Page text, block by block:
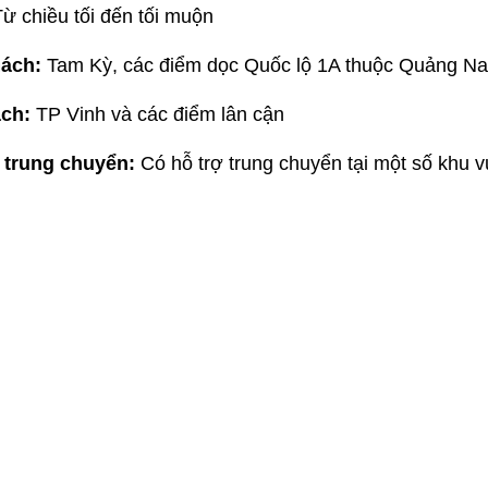
chiều tối đến tối muộn
Tam Kỳ, các điểm dọc Quốc lộ 1A thuộc Quảng
TP Vinh và các điểm lân cận
trung chuyển: Có hỗ trợ trung chuyển tại một số khu